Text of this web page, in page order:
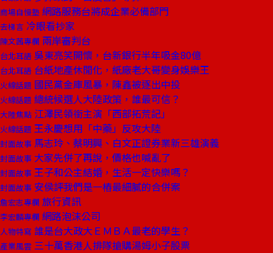
商場自慢塾 網路服務台將成企業必備部門
去梯言 冷眼看抄家
陳文茜專欄 兩岸審判台
台北耳語 吳東亮笑開懷，台新銀行半年吸金80億
台北耳語 台紙地產休閒化，紙廠老大哥變身娛樂王
火線話題 國民黨金庫風暴，陳鑫被逐出中投
火線話題 總統候選人大陸政策，誰最可信？
大陸焦點 江澤民領銜主演「西部拓荒記」
火線話題 王永慶想用「中藥」反攻大陸
封面故事 馬志玲、蔡明興、白文正證券業新三雄演義
封面故事 大家先併了再說，價格也喊亂了
封面故事 王子和公主結婚，生活一定快樂嗎？
封面故事 安侯評我們是一樁最細膩的合併案
詹宏志專欄 旅行資訊
李宏麟專欄 網路泡沫公司
人物特寫 誰是台大政大ＥＭＢＡ最老的學生？
產業風雲 三十萬香港人排隊搶購湯姆小子股票